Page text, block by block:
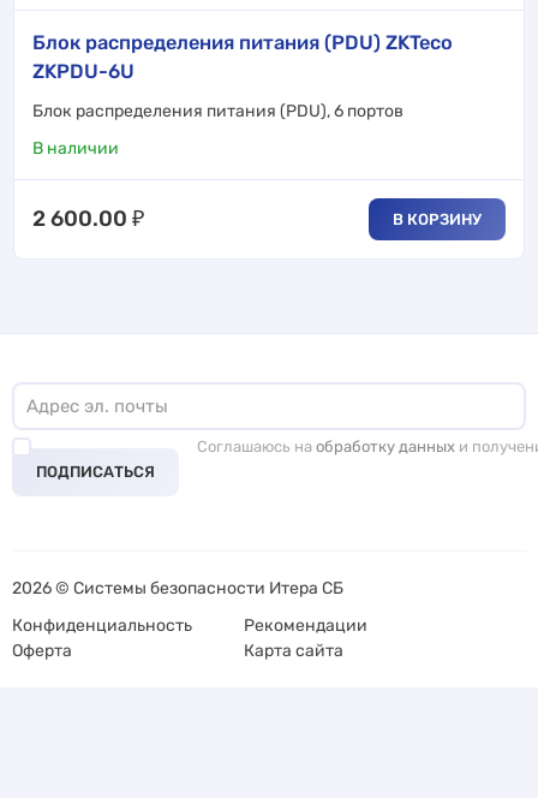
Блок распределения питания (PDU) ZKTeco
ZKPDU-6U
Блок распределения питания (PDU), 6 портов
В наличии
2 600.00 ₽ В КОРЗИНУ
ПОДПИСАТЬСЯ
Соглашаюсь на обработку данных и
2026 © Системы безопасности Итера СБ
Конфиденциальность
Рекомендации
Оферта
Карта сайта